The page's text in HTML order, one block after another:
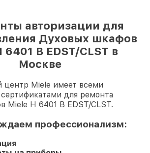
авторизации для
Духовых шкафов
6401 B EDST/CLST в
Москве
Miele имеет всеми
для ремонта
Miele H 6401 B EDST/CLST.
профессионализм: